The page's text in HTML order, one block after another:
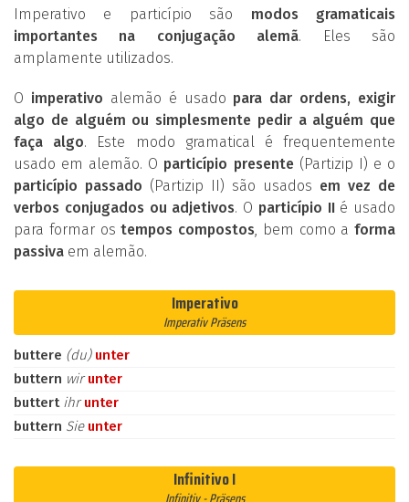
Imperativo e particípio são modos gramaticais
importantes na conjugação alemã. Eles são
amplamente utilizados.
O imperativo alemão é usado para dar ordens, exigir
algo de alguém ou simplesmente pedir a alguém que
faça algo. Este modo gramatical é frequentemente
usado em alemão. O particípio presente(Partizip I) e o
particípio passado (Partizip II) são usados em vez de
verbos conjugados ou adjetivos. O particípio IIé usado
para formar ostempos compostos, bem como a forma
passiva em alemão.
Imperativo
Imperativ Präsens
buttere (du) unter
buttern wirunter
buttert ihrunter
buttern Sie unter
Infinitivo I